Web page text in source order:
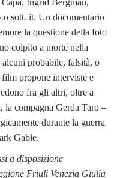
sott. it. Un documentario
la questione della foto
colpito a morte nella
alcuni probabile, falsità, o
propone interviste e
fra gli altri, oltre a
la compagna Gerda Taro –
durante la guerra
Gable.
a disposizione
Friuli Venezia Giulia